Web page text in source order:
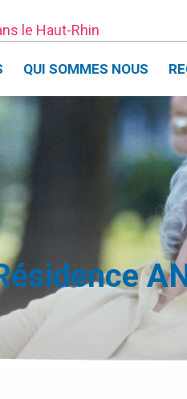
le Haut-Rhin
QUI SOMMES NOUS